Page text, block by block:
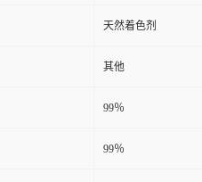
天然着色剂
其他
99％
99％